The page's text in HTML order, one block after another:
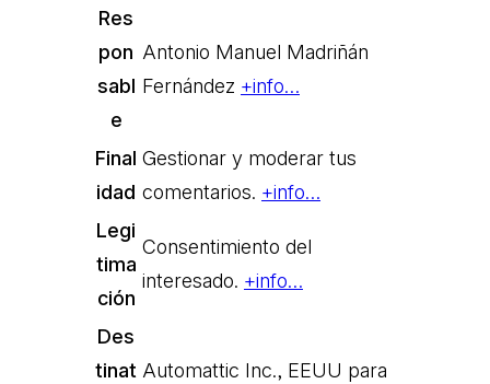
Res
pon
sabl
e
Antonio Manuel Madriñán
Fernández +info…
Final
idad
Gestionar y moderar tus
comentarios. +info…
Legi
tima
ción
Consentimiento del
interesado. +info…
Des
tinat Automattic Inc., EEUU para